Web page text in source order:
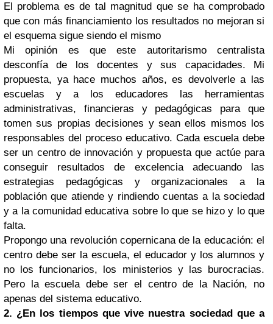
El problema es de tal magnitud que se ha comprobado
que con más financiamiento los resultados no mejoran si
el esquema sigue siendo el mismo
Mi opinión es que este autoritarismo centralista
desconfía de los docentes y sus capacidades. Mi
propuesta, ya hace muchos años, es devolverle a las
escuelas y a los educadores las herramientas
administrativas, financieras y pedagógicas para que
tomen sus propias decisiones y sean ellos mismos los
responsables del proceso educativo. Cada escuela debe
ser un centro de innovación y propuesta que actúe para
conseguir resultados de excelencia adecuando las
estrategias pedagógicas y organizacionales a la
población que atiende y rindiendo cuentas a la sociedad
y a la comunidad educativa sobre lo que se hizo y lo que
falta.
Propongo una revolución copernicana de la educación: el
centro debe ser la escuela, el educador y los alumnos y
no los funcionarios, los ministerios y las burocracias.
Pero la escuela debe ser el centro de la Nación, no
apenas del sistema educativo.
2. ¿En los tiempos que vive nuestra sociedad que a